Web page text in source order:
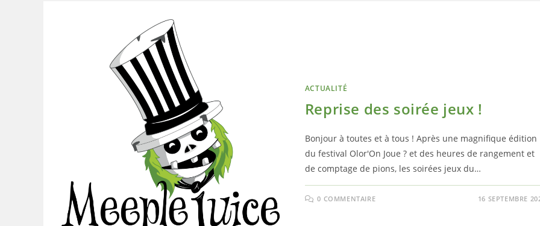
ACTUALITÉ
Reprise des soirée jeux !
Bonjour à toutes et à tous ! Après une magnifique édition
du festival Olor'On Joue ? et des heures de rangement et
de comptage de pions, les soirées jeux du…
0 COMMENTAIRE 16 SEPTEMBRE